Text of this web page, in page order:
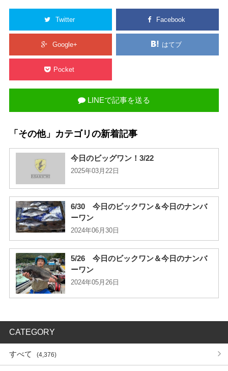
Twitter Facebook
Google+ はてブ
Pocket
LINEで記事を送る
「その他」カテゴリの新着記事
今日のビッグワン！3/22
2025年03月22日
6/30 今日のビックワン＆今日のナンバ
ーワン
2024年06月30日
5/26 今日のビックワン＆今日のナンバ
ーワン
2024年05月26日
CATEGORY
すべて (4,376)